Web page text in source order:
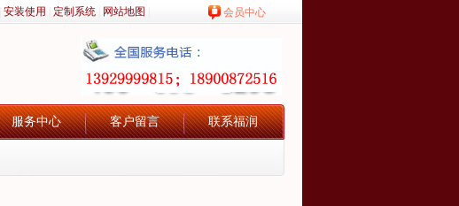
安装使用 定制系统 网站地图 会员中心
服务中心 客户留言 联系福润